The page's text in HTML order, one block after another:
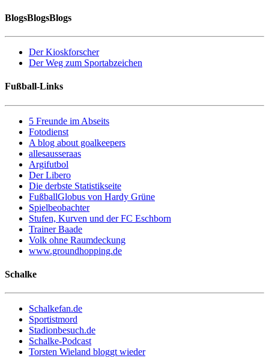
BlogsBlogsBlogs
Der Kioskforscher
Der Weg zum Sportabzeichen
Fußball-Links
5 Freunde im Abseits
Fotodienst
A blog about goalkeepers
allesausseraas
Argifutbol
Der Libero
Die derbste Statistikseite
FußballGlobus von Hardy Grüne
Spielbeobachter
Stufen, Kurven und der FC Eschborn
Trainer Baade
Volk ohne Raumdeckung
www.groundhopping.de
Schalke
Schalkefan.de
Sportistmord
Stadionbesuch.de
Schalke-Podcast
Torsten Wieland bloggt wieder